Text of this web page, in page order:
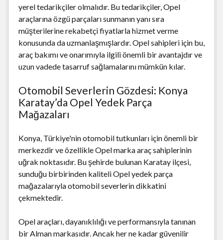
yerel tedarikçiler olmalıdır. Bu tedarikçiler, Opel
araçlarına özgü parçaları sunmanın yanı sıra
müşterilerine rekabetçi fiyatlarla hizmet verme
konusunda da uzmanlaşmışlardır. Opel sahipleri için bu,
araç bakımı ve onarımıyla ilgili önemli bir avantajdır ve
uzun vadede tasarruf sağlamalarını mümkün kılar.
Otomobil Severlerin Gözdesi: Konya
Karatay’da Opel Yedek Parça
Mağazaları
Konya, Türkiye'nin otomobil tutkunları için önemli bir
merkezdir ve özellikle Opel marka araç sahiplerinin
uğrak noktasıdır. Bu şehirde bulunan Karatay ilçesi,
sunduğu birbirinden kaliteli Opel yedek parça
mağazalarıyla otomobil severlerin dikkatini
çekmektedir.
Opel araçları, dayanıklılığı ve performansıyla tanınan
bir Alman markasıdır. Ancak her ne kadar güvenilir